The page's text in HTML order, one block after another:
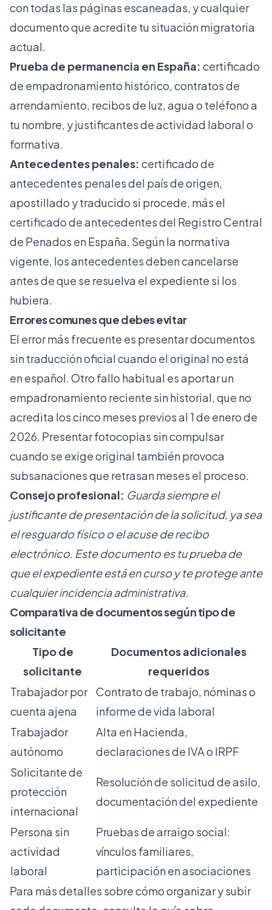
con todas las páginas escaneadas, y cualquier
documento que acredite tu situación migratoria
actual.
Prueba de permanencia en España: certificado
de empadronamiento histórico, contratos de
arrendamiento, recibos de luz, agua o teléfono a
tu nombre, y justificantes de actividad laboral o
formativa.
Antecedentes penales: certificado de
antecedentes penales del país de origen,
apostillado y traducido si procede, más el
certificado de antecedentes del Registro Central
de Penados en España. Según la normativa
vigente, los antecedentes deben cancelarse
antes de que se resuelva el expediente si los
hubiera.
Errores comunes que debes evitar
El error más frecuente es presentar documentos
sin traducción oficial cuando el original no está
en español. Otro fallo habitual es aportar un
empadronamiento reciente sin historial, que no
acredita los cinco meses previos al 1 de enero de
2026. Presentar fotocopias sin compulsar
cuando se exige original también provoca
subsanaciones que retrasan meses el proceso.
Consejo profesional: Guarda siempre el
justificante de presentación de la solicitud, ya sea
el resguardo físico o el acuse de recibo
electrónico. Este documento es tu prueba de
que el expediente está en curso y te protege ante
cualquier incidencia administrativa.
Comparativa de documentos según tipo de
solicitante
Tipo de
solicitante
Documentos adicionales
requeridos
Trabajador por
cuenta ajena
Contrato de trabajo, nóminas o
informe de vida laboral
Trabajador
autónomo
Alta en Hacienda,
declaraciones de IVA o IRPF
Solicitante de
protección
internacional
Resolución de solicitud de asilo,
documentación del expediente
Persona sin
actividad
laboral
Pruebas de arraigo social:
vínculos familiares,
participación en asociaciones
Para más detalles sobre cómo organizar y subir